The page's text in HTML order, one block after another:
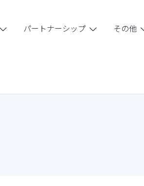
 パートナーシップ  その他